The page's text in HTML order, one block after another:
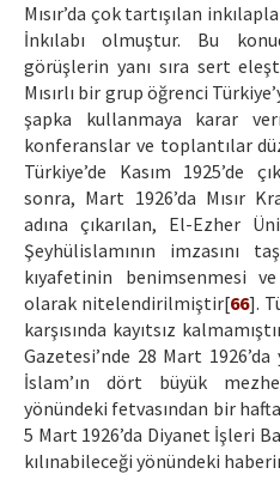
Mısır’da çok tartışılan
İnkılabı olmuştur. Bu
görüşlerin yanı sıra sert
Mısırlı bir grup öğrenci
şapka kullanmaya karar
konferanslar ve toplantılar
Türkiye’de Kasım 1925’de
sonra, Mart 1926’da Mısır
adına çıkarılan, El-Ezher
Şeyhülislamının imzasını
kıyafetinin benimsenmesi
olarak nitelendirilmiştir[66].
karşısında kayıtsız
Gazetesi’nde 28 Mart
İslam’ın dört büyük
yönündeki fetvasından bir
5 Mart 1926’da Diyanet İşleri
kılınabileceği yönündeki